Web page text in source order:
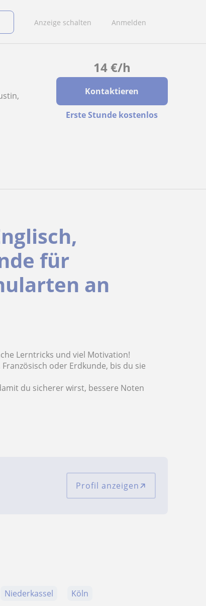
Anzeige schalten Anmelden
14€/h
Kontaktieren
Erste Stunde kostenlos
für
an
Lerntricks und viel Motivation!
oder Erdkunde, bis du sie
du sicherer wirst, bessere Noten
Profil anzeigen
Niederkassel
Köln